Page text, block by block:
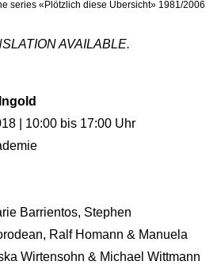
series «Plötzlich diese Übersicht» 1981/2006
AVAILABLE.
| 10:00 bis 17:00 Uhr
Barrientos, Stephen
Ralf Homann & Manuela
Wirtensohn & Michael Wittmann